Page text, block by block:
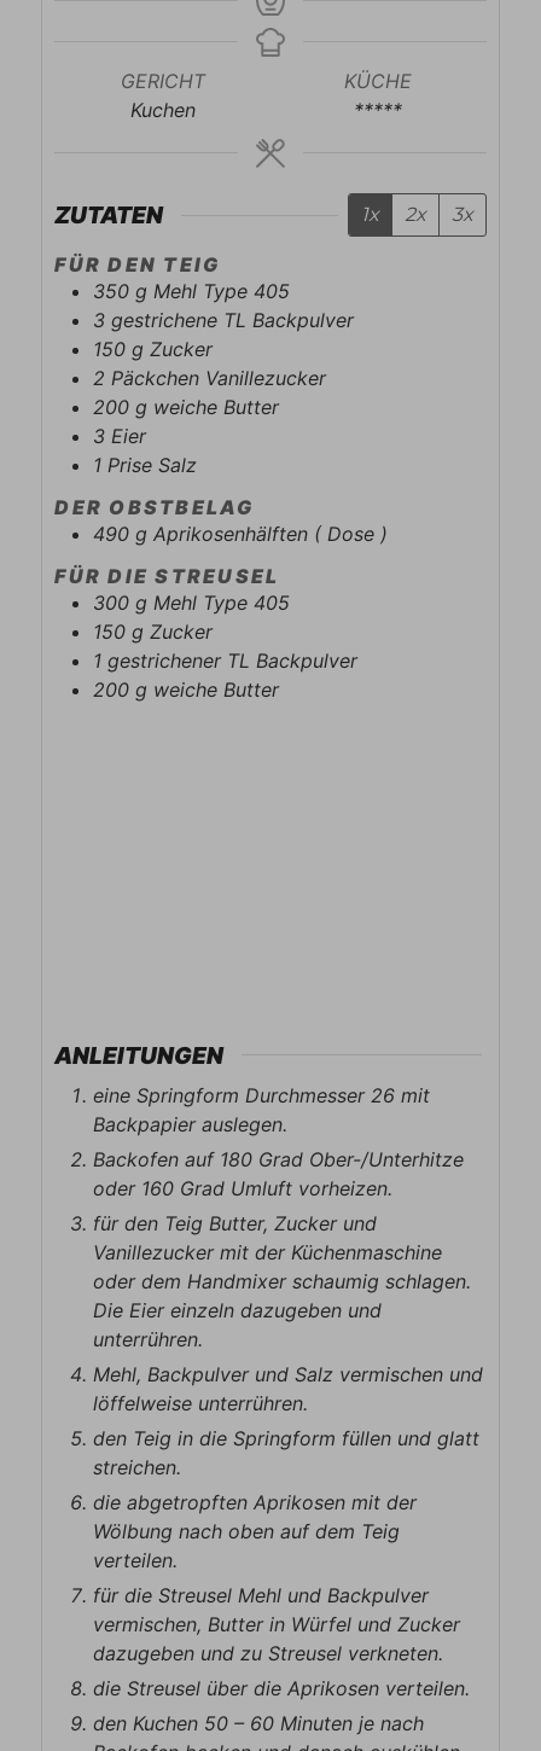
GERICHT
Kuchen
KÜCHE
*****
ZUTATEN 1x 2x 3x
FÜR DEN TEIG
350 g Mehl Type 405
3 gestrichene TL Backpulver
150 g Zucker
2 Päckchen Vanillezucker
200 g weiche Butter
3 Eier
1 PriseSalz
DER OBSTBELAG
490 g Aprikosenhälften ( Dose )
FÜR DIE STREUSEL
300 g Mehl Type 405
150 g Zucker
1 gestrichener TL Backpulver
200 g weiche Butter
ANLEITUNGEN
eine Springform Durchmesser 26 mit
Backpapier auslegen.
Backofen auf 180 Grad Ober-/Unterhitze
oder 160 Grad Umluft vorheizen.
für den Teig Butter, Zucker und
Vanillezucker mit der Küchenmaschine
oder dem Handmixer schaumig schlagen.
Die Eier einzeln dazugeben und
unterrühren.
Mehl, Backpulver und Salz vermischen und
löffelweise unterrühren.
den Teig in die Springform füllen und glatt
streichen.
die abgetropften Aprikosen mit der
Wölbung nach oben auf dem Teig
verteilen.
für die Streusel Mehl und Backpulver
vermischen, Butter in Würfel und Zucker
dazugeben und zu Streusel verkneten.
die Streusel über die Aprikosen verteilen.
den Kuchen 50 – 60 Minuten je nach